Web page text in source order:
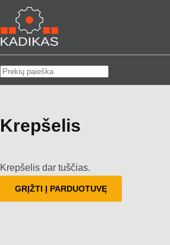
content
results
Krepšelis
Krepšelis dar tuščias.
GRĮŽTI Į PARDUOTUVĘ